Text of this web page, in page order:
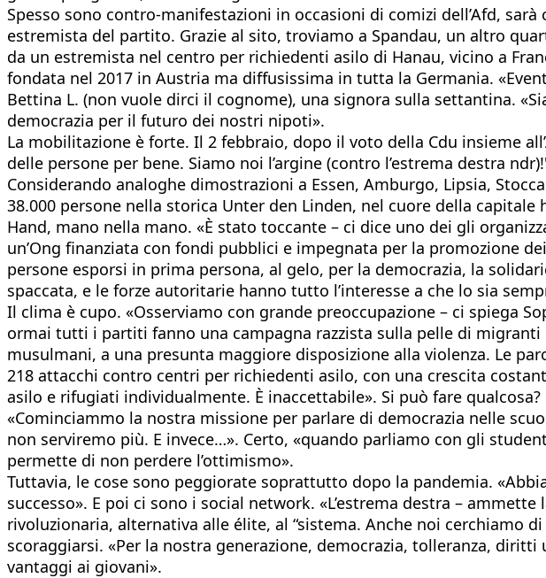
Spesso sono contro-manifestazioni in occasioni di comizi dell’Afd,
estremista del partito. Grazie al sito, troviamo a Spandau, un altro
da un estremista nel centro per richiedenti asilo di Hanau, vicino a
fondata nel 2017 in Austria ma diffusissima in tutta la Germania.
Bettina L. (non vuole dirci il cognome), una signora sulla settantina.
democrazia per il futuro dei nostri nipoti».
La mobilitazione è forte. Il 2 febbraio, dopo il voto della Cdu insieme
delle persone per bene. Siamo noi l’argine (contro l’estrema destra
Considerando analoghe dimostrazioni a Essen, Amburgo, Lipsia,
38.000 persone nella storica Unter den Linden, nel cuore della
Hand, mano nella mano. «È stato toccante – ci dice uno dei gli
un’Ong finanziata con fondi pubblici e impegnata per la promozione
persone esporsi in prima persona, al gelo, per la democrazia, la
spaccata, e le forze autoritarie hanno tutto l’interesse a che lo sia
Il clima è cupo. «Osserviamo con grande preoccupazione – ci spiega
ormai tutti i partiti fanno una campagna razzista sulla pelle di
musulmani, a una presunta maggiore disposizione alla violenza. Le
218 attacchi contro centri per richiedenti asilo, con una crescita
asilo e rifugiati individualmente. È inaccettabile». Si può fare
«Cominciammo la nostra missione per parlare di democrazia nelle
non serviremo più. E invece…». Certo, «quando parliamo con gli
permette di non perdere l’ottimismo».
Tuttavia, le cose sono peggiorate soprattutto dopo la pandemia.
successo». E poi ci sono i social network. «L’estrema destra –
rivoluzionaria, alternativa alle élite, al “sistema. Anche noi cerchiamo
scoraggiarsi. «Per la nostra generazione, democrazia, tolleranza,
vantaggi ai giovani».